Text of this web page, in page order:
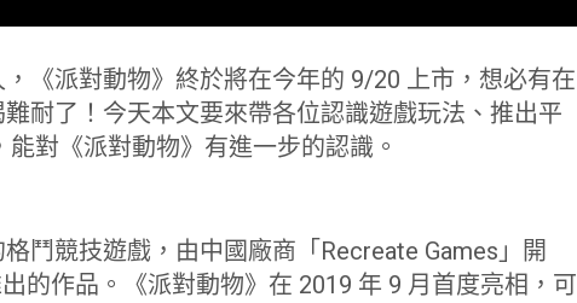
《派對動物》終於將在今年的 9/20 上市，想必有在
耐了！今天本文要來帶各位認識遊戲玩法、推出平
對《派對動物》有進一步的認識。
鬥競技遊戲，由中國廠商「Recreate Games」開
的作品。《派對動物》在 2019 年 9 月首度亮相，可